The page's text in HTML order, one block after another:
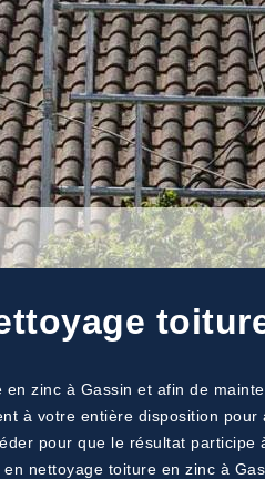
en zinc à Gassin et afin de
à votre entière disposition
pour que le résultat
nettoyage toiture en zinc à